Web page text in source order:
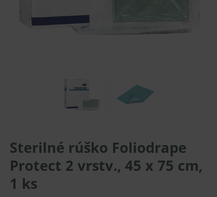
Sterilné rúško Foliodrape
Protect 2 vrstv., 45 x 75 cm,
1 ks